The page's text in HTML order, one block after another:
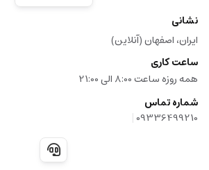
نشانی
ایران، اصفهان (آنلاین)
ساعت کاری
همه روزه ساعت 8:00 الی 21:00
شماره تماس
09336499210
|